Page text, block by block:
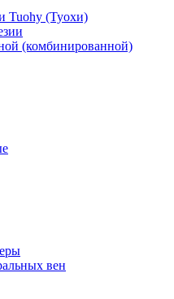
Tuohy (Туохи)
(комбинированной)
вен